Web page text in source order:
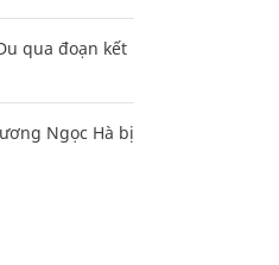
qua đoạn kết
Ngọc Hà bị